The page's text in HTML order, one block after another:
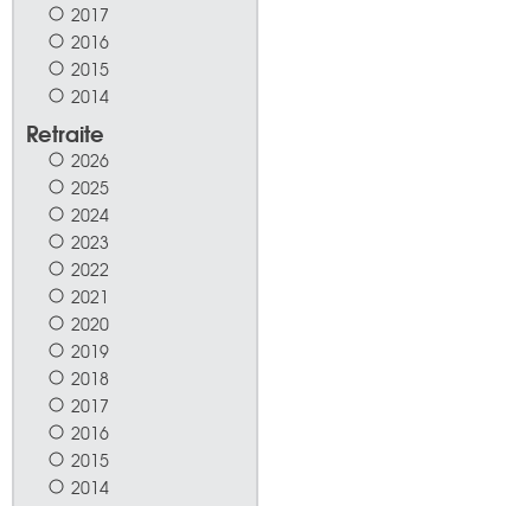
2017
2016
2015
2014
Retraite
2026
2025
2024
2023
2022
2021
2020
2019
2018
2017
2016
2015
2014